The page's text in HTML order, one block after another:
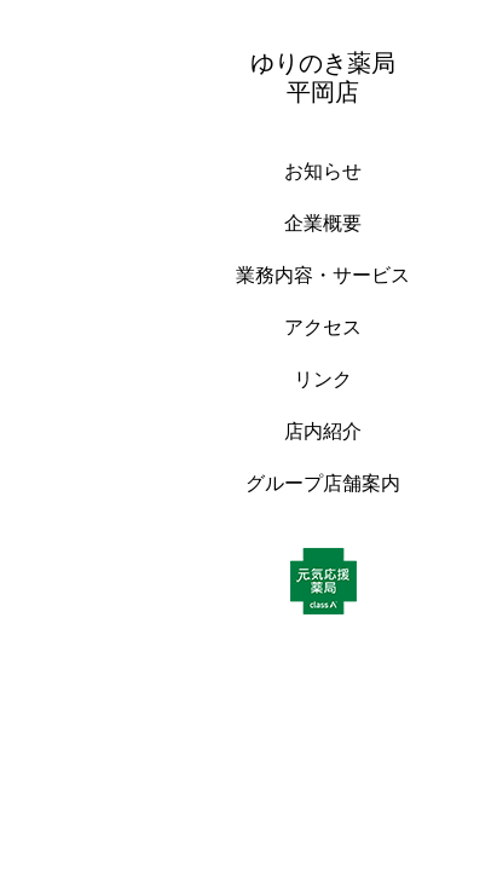
ゆりのき薬局
平岡店
お知らせ
企業概要
業務内容・サービス
アクセス
リンク
店内紹介
グループ店舗案内